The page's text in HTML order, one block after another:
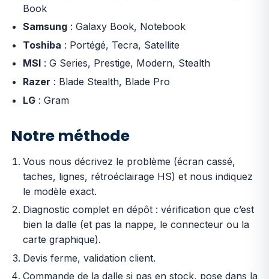
Book
Samsung: Galaxy Book, Notebook
Toshiba : Portégé, Tecra, Satellite
MSI: G Series, Prestige, Modern, Stealth
Razer : Blade Stealth, Blade Pro
LG: Gram
Notre méthode
Vous nous décrivez le problème (écran cassé,
taches, lignes, rétroéclairage HS) et nous indiquez
le modèle exact.
Diagnostic complet en dépôt : vérification que c’est
bien la dalle (et pas la nappe, le connecteur ou la
carte graphique).
Devis ferme, validation client.
Commande de la dalle si pas en stock, pose dans la